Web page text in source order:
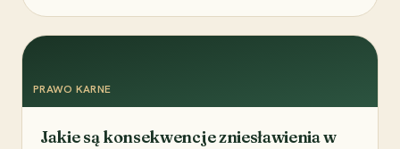
PRAWO KARNE
Jakie są konsekwencje zniesławienia w